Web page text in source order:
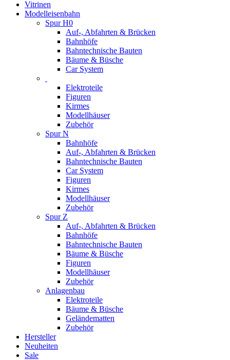
Vitrinen
Modelleisenbahn
Spur H0
Auf-, Abfahrten & Brücken
Bahnhöfe
Bahntechnische Bauten
Bäume & Büsche
Car System
Elektroteile
Figuren
Kirmes
Modellhäuser
Zubehör
Spur N
Bahnhöfe
Auf-, Abfahrten & Brücken
Bahntechnische Bauten
Car System
Figuren
Kirmes
Modellhäuser
Zubehör
Spur Z
Auf-, Abfahrten & Brücken
Bahnhöfe
Bahntechnische Bauten
Bäume & Büsche
Figuren
Modellhäuser
Zubehör
Anlagenbau
Elektroteile
Bäume & Büsche
Geländematten
Zubehör
Hersteller
Neuheiten
Sale